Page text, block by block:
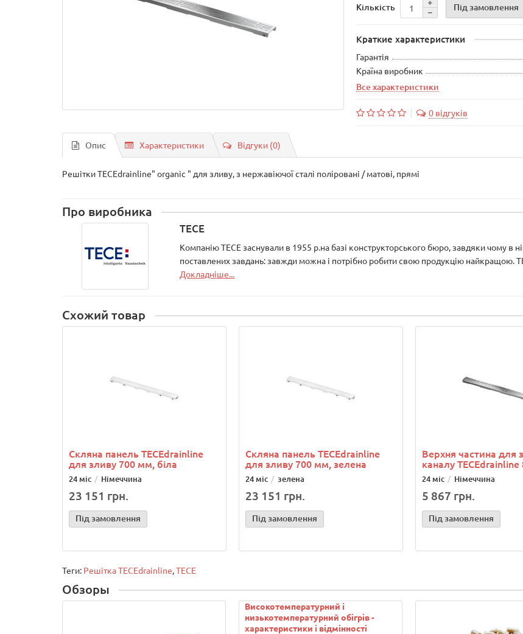
Кількість Під замовлення
Краткие характеристики
Гарантія
Країна виробник
Все характеристики
0 відгуків
Опис Характеристики Відгуки (0)
Решітки ТЕСЕdrainlinе" organic " для зливу, з нержавіючої сталі поліровані / матові, прямі
Про виробника
TECE
Компанію ТЕСЕ заснували в 1955 р.на базі конструкторського бюро, завдяки чому в
поставлених завдань: завжди можна і потрібно робити свою продукцію найкращою.
Докладніше...
Схожий товар
Скляна панель ТЕСЕdrainlinе
для зливу 700 мм, біла
24 міс Німеччина
23 151 грн.
Під замовлення
Скляна панель ТЕСЕdrainlinе
для зливу 700 мм, зелена
24 міс зелена
23 151 грн.
Під замовлення
Верхня частина для
каналу
24 міс Німеччина
5 867 грн.
Під замовлення
Теги: Решітка ТЕСЕdrainlinе,TECE
Обзоры
Високотемпературний і
низькотемпературний обігрів -
характеристики і відмінності